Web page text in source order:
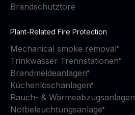
Brandschutztore
Plant-Related Fire Protection
Mechanical smoke removal
Trinkwasser Trennstationen
Brandmeldeanlagen
Küchenlöschanlagen
Rauch- & Wärmeabzugsanlagen
Notbeleuchtungsanlage